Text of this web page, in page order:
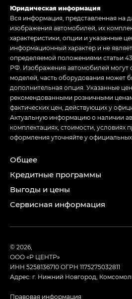
Юридическая информация
Вся информация, представленная на
изображения автомобилей, их
характеристики, опции и указанные
информационный характер и не
определяемой положениями статьи
РФ. Изображения автомобилей могут
моделей, часть оборудования может
дополнительная опция. Указанные
рекомендованными розничными
фактических цен, действующих у
Актуальную информацию о наличии
комплектациях, стоимости, условиях
оформления уточняйте у
Общее
Кредитные программы
Выгоды и цены
Сервисная информация
© 2026,
ООО «Р ЦЕНТР»
ИНН 5258136710ОГРН 1175275032811
Адрес: г. Нижний Новгород,
Правовая информация